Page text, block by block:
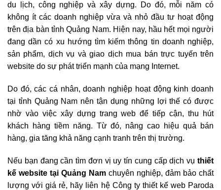
du lịch, công nghiệp và xây dựng. Do đó, mỗi năm có
không ít các doanh nghiệp vừa và nhỏ đầu tư hoạt động
trên địa bàn tỉnh Quảng Nam. Hiện nay, hầu hết mọi người
đang dần có xu hướng tìm kiếm thông tin doanh nghiệp,
sản phẩm, dịch vụ và giao dịch mua bán trực tuyến trên
website do sự phát triển mạnh của mạng Internet.
Do đó, các cá nhân, doanh nghiệp hoạt động kinh doanh
tại tỉnh Quảng Nam nên tận dụng những lợi thế có được
nhờ vào việc xây dựng trang web để tiếp cận, thu hút
khách hàng tiềm năng. Từ đó, nâng cao hiệu quả bán
hàng, gia tăng khả năng cạnh tranh trên thị trường.
Nếu bạn đang cần tìm đơn vị uy tín cung cấp dịch vụ thiết
kế website tại Quảng Nam chuyên nghiệp, đảm bảo chất
lượng với giá rẻ, hãy liên hệ Công ty thiết kế web Paroda